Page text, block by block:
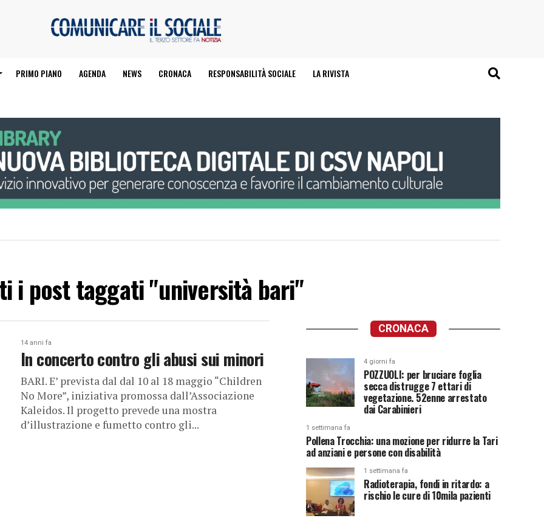
PRIMO PIANO AGENDA NEWS CRONACA RESPONSABILITÀ SOCIALE LA RIVISTA
i post taggati "università bari"
14 anni fa
In concerto contro gli abusi sui minori
BARI. E’ prevista dal dal 10 al 18 maggio “Children
No More”, iniziativa promossa dall’Associazione
Kaleidos. Il progetto prevede una mostra
d’illustrazione e fumetto contro gli...
CRONACA
4 giorni fa
POZZUOLI: per bruciare foglia
secca distrugge 7 ettari di
vegetazione. 52enne arrestato
dai Carabinieri
1 settimana fa
Pollena Trocchia: una mozione per ridurre la Tari
ad anziani e persone con disabilità
1 settimana fa
Radioterapia, fondi in ritardo: a
rischio le cure di 10mila pazienti